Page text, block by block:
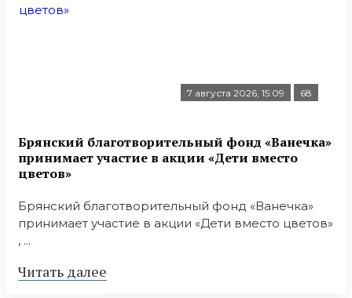
7 августа 2026, 15:09 68
Брянский благотворительный фонд «Ванечка»
принимает участие в акции «Дети вместо
цветов»
Брянский благотворительный фонд «Ванечка»
принимает участие в акции «Дети вместо цветов»
, ...
Читать далее